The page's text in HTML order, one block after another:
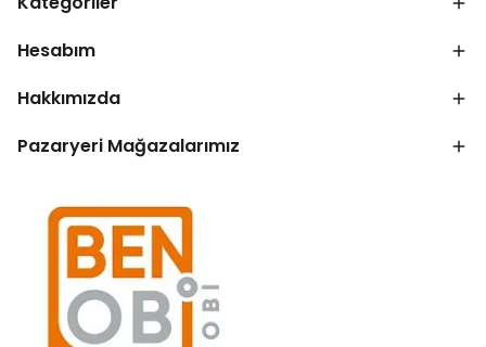
Hesabım
Hakkımızda
Pazaryeri Mağazalarımız